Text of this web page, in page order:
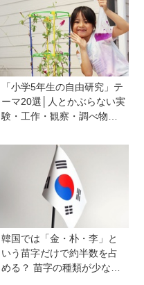
「小学5年生の自由研究」テ
ーマ20選│人とかぶらない実
験・工作・観察・調べ物の
韓国では「金・朴・李」と
いう苗字だけで約半数を占
める？ 苗字の種類が少ない